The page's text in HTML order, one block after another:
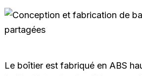
Le boîtier est fabriqué en ABS